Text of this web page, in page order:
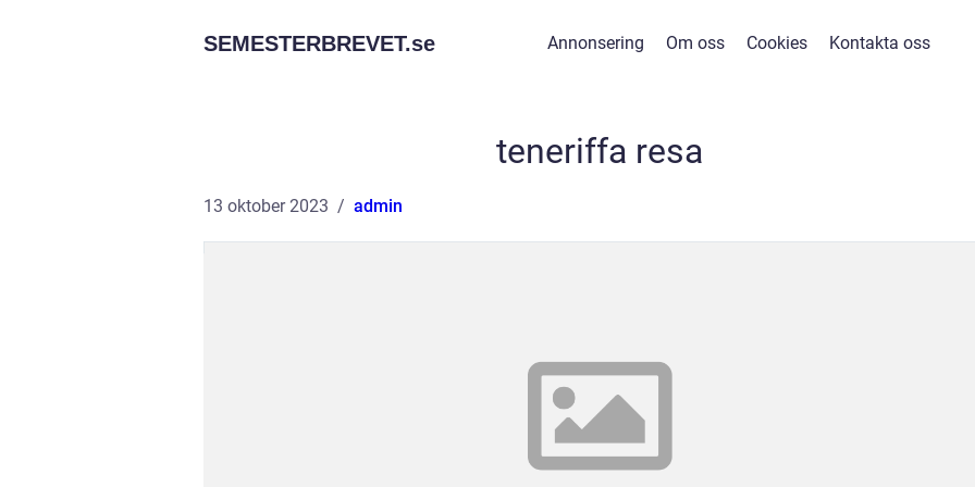
SEMESTERBREVET.se Annonsering Om oss Cookies Kontakta oss
teneriffa resa
13 oktober 2023 admin